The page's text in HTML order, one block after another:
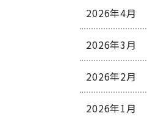
2026年4月
2026年3月
2026年2月
2026年1月